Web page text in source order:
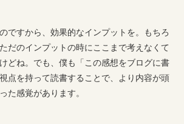
ですから、効果的なインプットを。もちろ
だのインプットの時にここまで考えなくて
どね。でも、僕も「この感想をブログに書
点を持って読書することで、より内容が頭
た感覚があります。